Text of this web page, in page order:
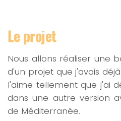
Le projet
Nous allons réaliser une
d'un projet que j'avais
l'aime tellement que j'ai
dans une autre version
de Méditerranée.